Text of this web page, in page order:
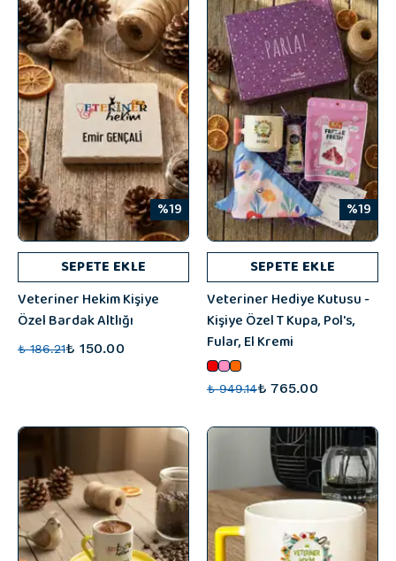
%19
SEPETE EKLE
Veteriner Hekim Kişiye
Özel Bardak Altlığı
₺ 186.21₺ 150.00
%19
SEPETE EKLE
Veteriner Hediye Kutusu -
Kişiye Özel T Kupa, Pol's,
Fular, El Kremi
₺ 949.14₺ 765.00